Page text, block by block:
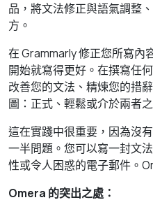
品，將文法修正與語氣調整
方。
在 Grammarly 修正您所寫內
開始就寫得更好。在撰寫任
改善您的文法、精煉您的措
圖：正式、輕鬆或介於兩者之
這在實踐中很重要，因為沒
一半問題。您可以寫一封文
性或令人困惑的電子郵件。
Omera 的突出之處：